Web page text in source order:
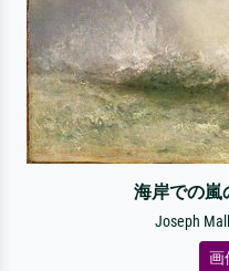
海岸での嵐
Joseph
画